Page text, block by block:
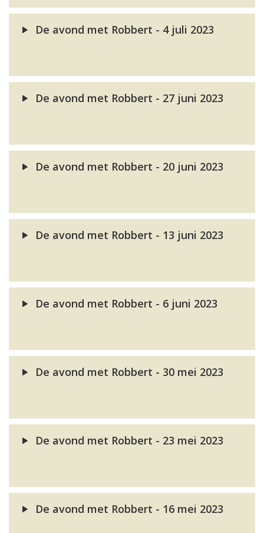
De avond met Robbert - 4 juli 2023
De avond met Robbert - 27 juni 2023
De avond met Robbert - 20 juni 2023
De avond met Robbert - 13 juni 2023
De avond met Robbert - 6 juni 2023
De avond met Robbert - 30 mei 2023
De avond met Robbert - 23 mei 2023
De avond met Robbert - 16 mei 2023